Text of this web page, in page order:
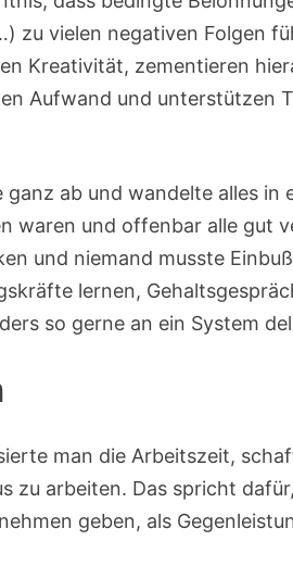
zu vielen negativen Folgen
Kreativität, zementieren
Aufwand und unterstützen
ab und wandelte alles in
waren und offenbar alle gut
und niemand musste
lernen,
so gerne an ein System
man die Arbeitszeit,
zu arbeiten. Das spricht
geben, als